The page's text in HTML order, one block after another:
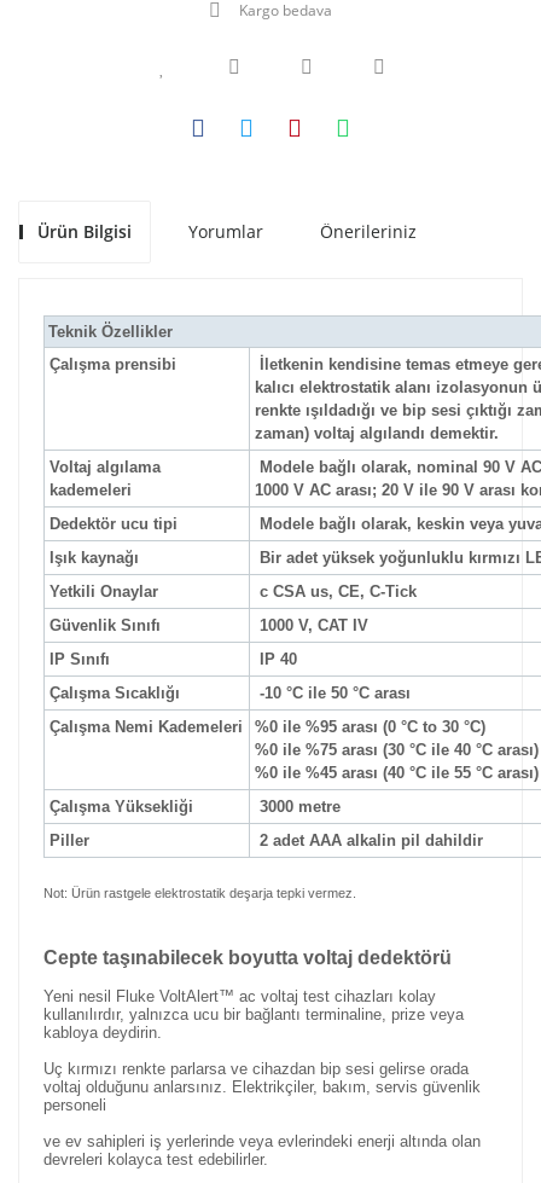
Kargo bedava
Ürün Bilgisi Yorumlar Önerileriniz
Teknik Özellikler
Çalışma prensibi
İletkenin kendisine temas etmeye
kalıcı elektrostatik alanı izolasyonun
renkte ışıldadığı ve bip sesi çıktığı
zaman) voltaj algılandı demektir.
Voltaj algılama
kademeleri
Modele bağlı olarak, nominal 90 V
1000 V AC arası; 20 V ile 90 V arası
Dedektör ucu tipi
Modele bağlı olarak, keskin veya
Işık kaynağı
Bir adet yüksek yoğunluklu kırmızı
Yetkili Onaylar
c CSA us, CE, C-Tick
Güvenlik Sınıfı
1000 V, CAT IV
IP Sınıfı
IP 40
Çalışma Sıcaklığı
-10 °C ile 50 °C arası
Çalışma Nemi Kademeleri
%0 ile %95 arası (0 °C to 30 °C)
%0 ile %75 arası (30 °C ile 40 °C arası)
%0 ile %45 arası (40 °C ile 55 °C arası)
Çalışma Yüksekliği
3000 metre
Piller
2 adet AAA alkalin pil dahildir
Not: Ürün rastgele elektrostatik deşarja tepki vermez.
Cepte taşınabilecek boyutta voltaj dedektörü
Yeni nesil Fluke VoltAlert™ ac voltaj test cihazları kolay
kullanılırdır, yalnızca ucu bir bağlantı terminaline, prize veya
kabloya deydirin.
Uç kırmızı renkte parlarsa ve cihazdan bip sesi gelirse orada
voltaj olduğunu anlarsınız. Elektrikçiler, bakım, servis güvenlik
personeli
ve ev sahipleri iş yerlerinde veya evlerindeki enerji altında olan
devreleri kolayca test edebilirler.